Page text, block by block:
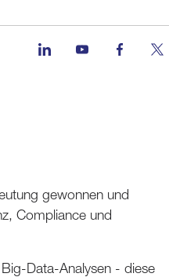
gewonnen und
Compliance und
Data-Analysen - diese